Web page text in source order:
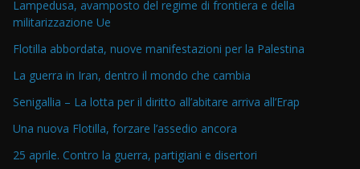
Lampedusa, avamposto del regime di frontiera e della
militarizzazione Ue
Flotilla abbordata, nuove manifestazioni per la Palestina
La guerra in Iran, dentro il mondo che cambia
Senigallia – La lotta per il diritto all’abitare arriva all’Erap
Una nuova Flotilla, forzare l’assedio ancora
25 aprile. Contro la guerra, partigiani e disertori